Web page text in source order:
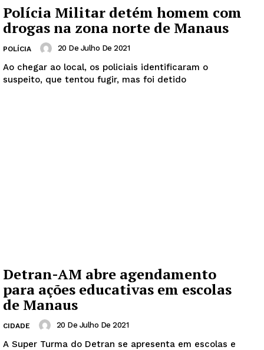
Polícia Militar detém homem com
drogas na zona norte de Manaus
POLÍCIA 20 De Julho De 2021
Ao chegar ao local, os policiais identificaram o
suspeito, que tentou fugir, mas foi detido
Detran-AM abre agendamento
para ações educativas em escolas
de Manaus
CIDADE 20 De Julho De 2021
A Super Turma do Detran se apresenta em escolas e